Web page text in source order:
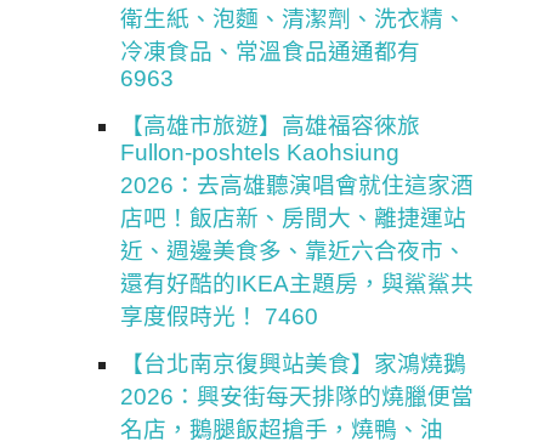
衛生紙、泡麵、清潔劑、洗衣精、
冷凍食品、常溫食品通通都有
6963
【高雄市旅遊】高雄福容徠旅
Fullon-poshtels Kaohsiung
2026：去高雄聽演唱會就住這家酒
店吧！飯店新、房間大、離捷運站
近、週邊美食多、靠近六合夜市、
還有好酷的IKEA主題房，與鯊鯊共
享度假時光！ 7460
【台北南京復興站美食】家鴻燒鵝
2026：興安街每天排隊的燒臘便當
名店，鵝腿飯超搶手，燒鴨、油